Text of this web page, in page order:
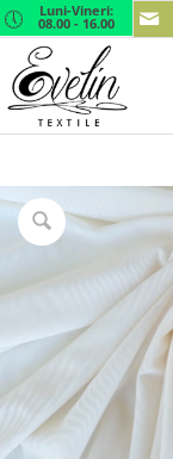
Luni-Vineri:
08.00 - 16.00